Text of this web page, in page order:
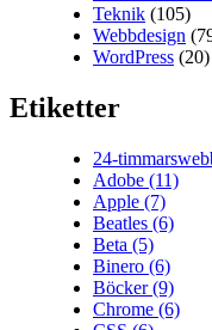
Teknik (105)
Webbdesign
WordPress (20)
Etiketter
24-
Adobe (11)
Apple (7)
Beatles (6)
Beta (5)
Binero (6)
Böcker(9)
Chrome (6)